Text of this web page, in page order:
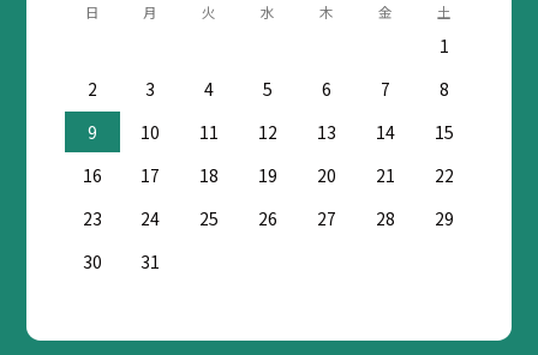
日 月 火 水 木 金 土
1
2
3 4 5 6 7
8
9
10 11 12 13 14
15
16
17 18 19 20 21
22
23
24 25 26 27 28
29
30
31